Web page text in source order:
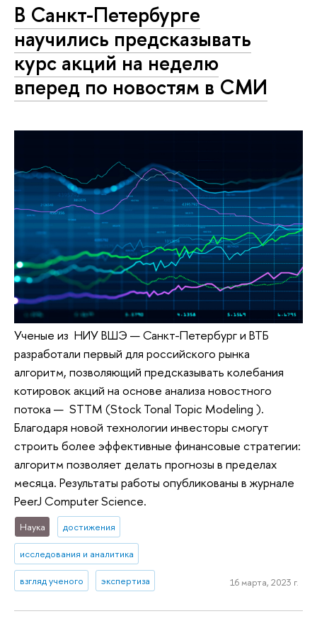
В Санкт-Петербурге
научились предсказывать
курс акций на неделю
вперед по новостям в СМИ
Ученые из НИУ ВШЭ — Санкт-Петербург и ВТБ
разработали первый для российского рынка
алгоритм, позволяющий предсказывать колебания
котировок акций на основе анализа новостного
потока — STTM (Stock Tonal Topic Modeling ).
Благодаря новой технологии инвесторы смогут
строить более эффективные финансовые стратегии:
алгоритм позволяет делать прогнозы в пределах
месяца. Результаты работы опубликованы в журнале
PeerJ Computer Science.
Наука достижения
исследования и аналитика
взгляд ученого экспертиза 16 марта, 2023 г.